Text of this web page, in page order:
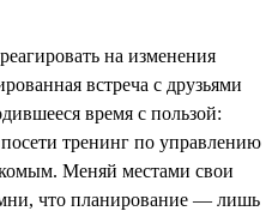
на изменения
встреча с друзьями
время с пользой:
тренинг по управлению
Меняй местами свои
что планирование — лишь